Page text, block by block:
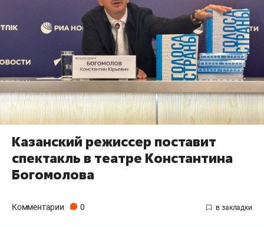
Казанский режиссер поставит
спектакль в театре Константина
Богомолова
Комментарии 0